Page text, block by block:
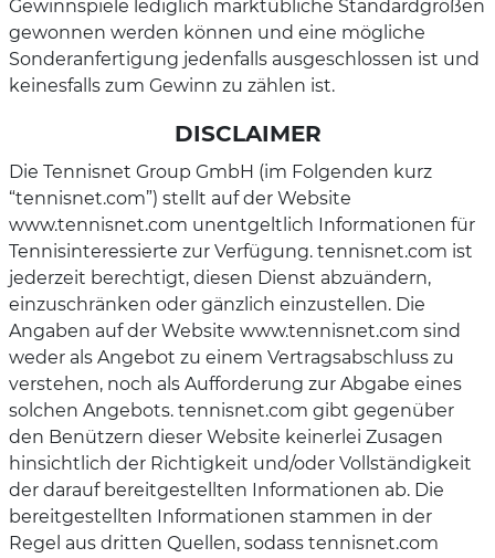
Gewinnspiele lediglich marktübliche Standardgrößen
gewonnen werden können und eine mögliche
Sonderanfertigung jedenfalls ausgeschlossen ist und
keinesfalls zum Gewinn zu zählen ist.
DISCLAIMER
Die Tennisnet Group GmbH (im Folgenden kurz
“tennisnet.com”) stellt auf der Website
www.tennisnet.com unentgeltlich Informationen für
Tennisinteressierte zur Verfügung. tennisnet.com ist
jederzeit berechtigt, diesen Dienst abzuändern,
einzuschränken oder gänzlich einzustellen. Die
Angaben auf der Website www.tennisnet.com sind
weder als Angebot zu einem Vertragsabschluss zu
verstehen, noch als Aufforderung zur Abgabe eines
solchen Angebots. tennisnet.com gibt gegenüber
den Benützern dieser Website keinerlei Zusagen
hinsichtlich der Richtigkeit und/oder Vollständigkeit
der darauf bereitgestellten Informationen ab. Die
bereitgestellten Informationen stammen in der
Regel aus dritten Quellen, sodass tennisnet.com